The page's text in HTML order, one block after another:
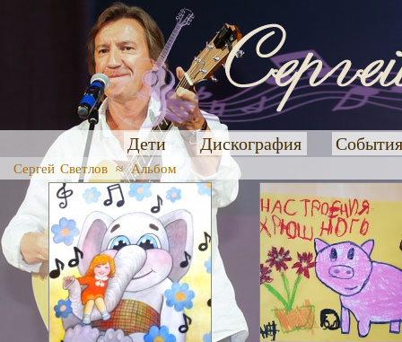
Дети Дискография
Сергей Светлов ≈Альбом